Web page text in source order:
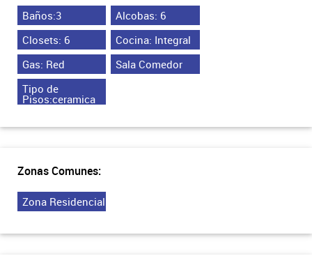
Baños:3
Alcobas: 6
Closets: 6
Cocina: Integral
Gas: Red
Sala Comedor
Tipo de
Pisos:ceramica
Zonas Comunes:
Zona Residencial